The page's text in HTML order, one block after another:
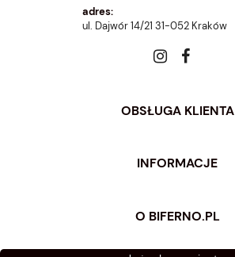
adres:
ul. Dajwór 14/21 31-052 Kraków
OBSŁUGA KLIENTA
INFORMACJE
O BIFERNO.PL